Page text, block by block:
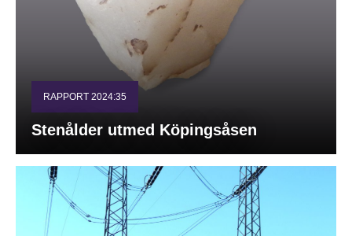
RAPPORT 2024:35
Stenålder utmed Köpingsåsen